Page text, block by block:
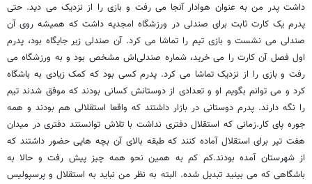
داشت پدر من به عنوان هوادار آنجا می رفت و بازی را از نزدیک می دید. حتی
پدرم یک کارت ثابت برای صندلی در ورزشگاه امجدیه داشت که همیشه روی آن
صندلی می نشست و بازی تیم را تماشا می کرد. آن صندلی زیر جایگاه بود، پدرم
اول فصل آن کارت را می خرید، شماره صندلی‌اش مشخص بود و به ورزشگاه می
رفت و بازی را از نزدیک تماشا می کرد. پدرم کسی بود که کمک زیادی به باشگاه
کرد و می توانم بگویم او و تعدادی از دوستانش کسانی بودند که موفق شدند تیم
را نگه دارند. پدرم دوستانی در بازار داشتند که واقعا استقلالی هم بودند و همه
جوره پای کار.زمانی که استقلال دفتری نداشت با تلاش توانستند دفتری در میدان
هفت تیر برای استقلال آماده کنند که طبقه بالای آن بچه هایی حضور داشتند که
از شهرستان آمده بودند.کم کم به همین نحو همه چیز پیش رفت و حالا به
باشگاهی که می بینید تبدیل شده. البته به نظر من نباید به استقلال و پرسپولیس